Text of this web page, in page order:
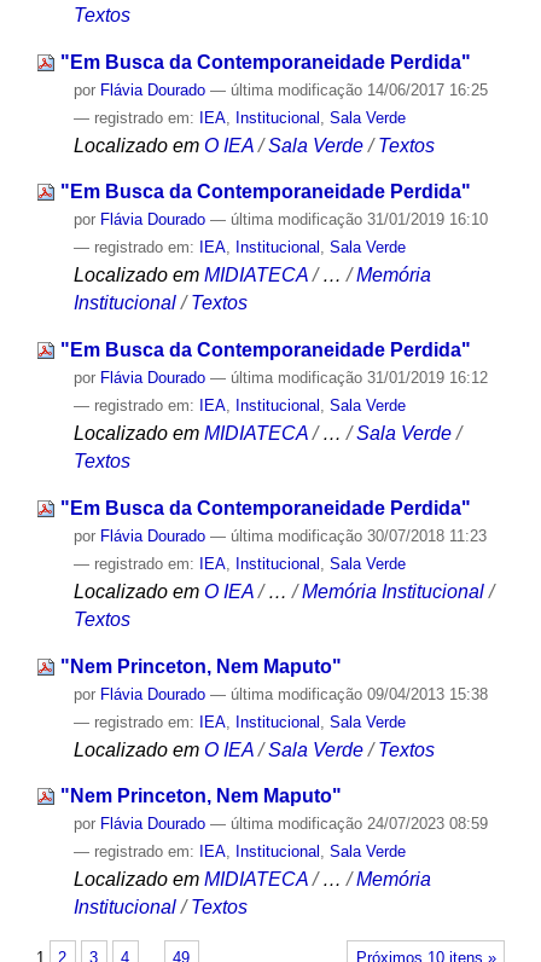
Textos
"Em Busca da Contemporaneidade Perdida"
por Flávia Dourado — última modificação14/06/2017 16:25
— registrado em: IEA, Institucional Sala Verde
Localizado em O IEA /Sala Verde /Textos
"Em Busca da Contemporaneidade Perdida"
por Flávia Dourado — última modificação31/01/2019 16:10
— registrado em:
IEA, Institucional , Sala Verde
Localizado em MIDIATECA / …/Memória
Institucional / Textos
"Em Busca da Contemporaneidade Perdida"
por Flávia Dourado — última modificação31/01/2019 16:12
— registrado em:
IEA, Institucional , Sala Verde
Localizado em MIDIATECA /…/Sala Verde /
Textos
"Em Busca da Contemporaneidade Perdida"
por Flávia Dourado — última modificação30/07/2018 11:23
— registrado em:
IEA, Institucional Sala Verde
Localizado em O IEA /…/Memória Institucional /
Textos
"Nem Princeton, Nem Maputo"
por Flávia Dourado — última modificação09/04/2013 15:38
— registrado em: IEA, Institucional Sala Verde
Localizado em O IEA /Sala Verde /Textos
"Nem Princeton, Nem Maputo"
por Flávia Dourado — última modificação24/07/2023 08:59
— registrado em:
IEA, Institucional , Sala Verde
Localizado em MIDIATECA /…/Memória
Institucional /Textos